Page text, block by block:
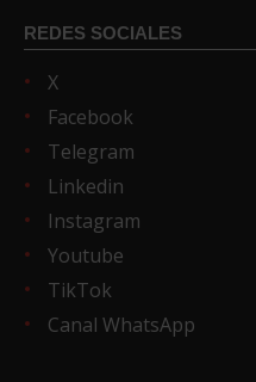
REDES SOCIALES
X
Facebook
Telegram
Linkedin
Instagram
Youtube
TikTok
Canal WhatsApp